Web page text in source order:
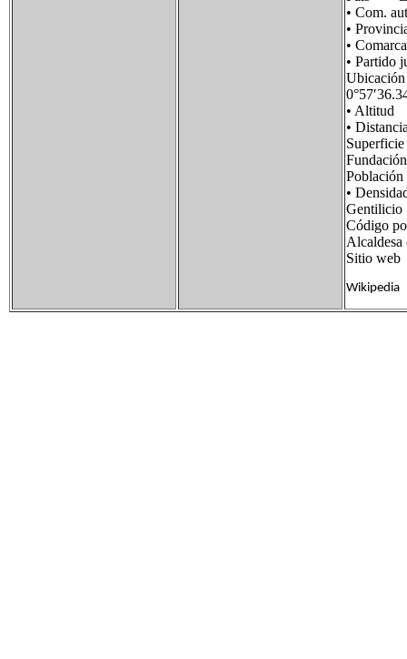
• Com.
•
•
•
•
•
•
Código
Sitio
Wikipedia